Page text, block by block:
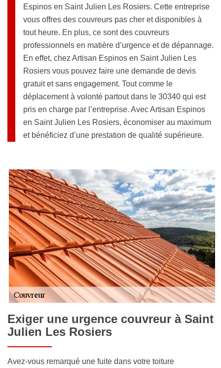
Espinos en Saint Julien Les Rosiers. Cette entreprise
vous offres des couvreurs pas cher et disponibles à
tout heure. En plus, ce sont des couvreurs
professionnels en matière d’urgence et de dépannage.
En effet, chez Artisan Espinos en Saint Julien Les
Rosiers vous pouvez faire une demande de devis
gratuit et sans engagement. Tout comme le
déplacement à volonté partout dans le 30340 qui est
pris en charge par l’entreprise. Avec Artisan Espinos
en Saint Julien Les Rosiers, économiser au maximum
et bénéficiez d’une prestation de qualité supérieure.
Exiger une urgence couvreur à Saint
Julien Les Rosiers
Avez-vous remarqué une fuite dans votre toiture